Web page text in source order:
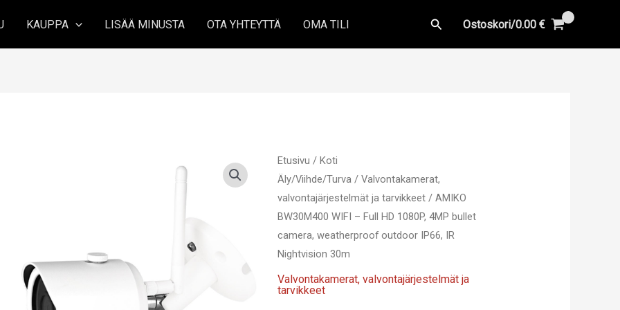
KAUPPA LISÄÄ MINUSTA OTA YHTEYTTÄ OMA TILI Hae Ostoskori/0.00 €
Etusivu / Koti
Äly/Viihde/Turva /Valvontakamerat,
valvontajärjestelmät ja tarvikkeet / AMIKO
BW30M400 WIFI – Full HD 1080P, 4MP bullet
camera, weatherproof outdoor IP66, IR
Nightvision 30m
Valvontakamerat, valvontajärjestelmät ja
tarvikkeet